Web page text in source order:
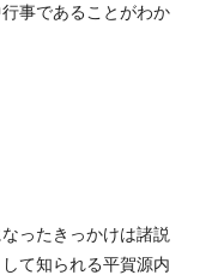
事であることがわか
ったきっかけは諸説
て知られる平賀源内